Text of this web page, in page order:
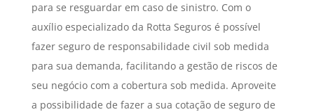
para se resguardar em caso de sinistro. Com o
auxílio especializado da Rotta Seguros é possível
fazer seguro de responsabilidade civil sob medida
para sua demanda, facilitando a gestão de riscos de
seu negócio com a cobertura sob medida. Aproveite
a possibilidade de fazer a sua cotação de seguro de